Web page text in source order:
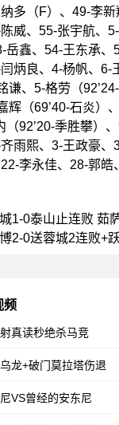
多（F）、49-李新
威、55-张宇航、
岳鑫、54-王东承、
炳良、4-杨帆、6-
谦、5-格劳（
辉（69’40-石炎）
92’20-季胜攀）、
雨熙、3-王政豪、
李永佳、28-郭皓
1-0泰山止连败 茹
2-0送蓉城2连败+
频
真读秒绝杀马竞
龙+破门莫拉塔伤退
VS曾经的安东尼